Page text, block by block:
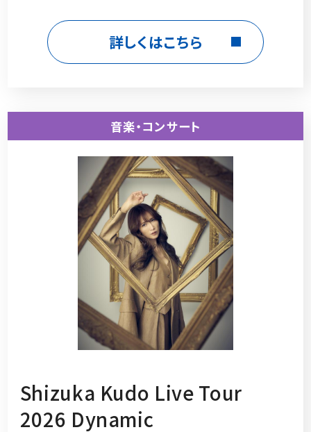
詳しくはこちら
音楽・コンサート
Shizuka Kudo Live Tour
2026 Dynamic